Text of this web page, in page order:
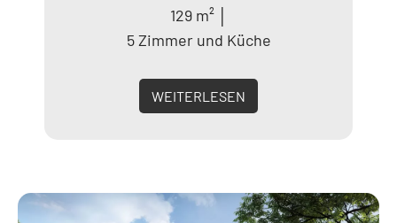
129 m² │
5 Zimmer und Küche
WEITERLESEN